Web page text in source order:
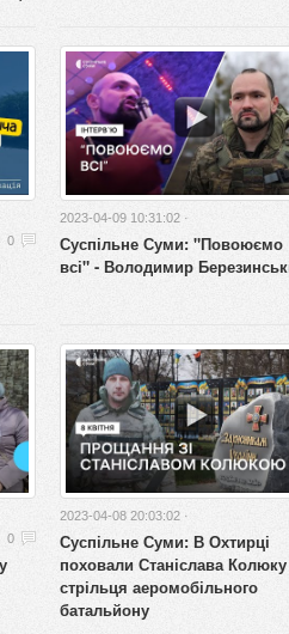
0
2023-04-09 10:31:02 ·
Суспільне Суми: "Повоюємо
всі" - Володимир
0
2023-04-08 20:03:02 ·
Суспільне Суми: В Охтирці
поховали Станіслава
стрільця аеромобільного
батальйону